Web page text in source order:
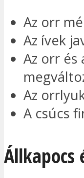
Az orr
Az ívek
Az orr és
Az
A csúcs
Állkapocs